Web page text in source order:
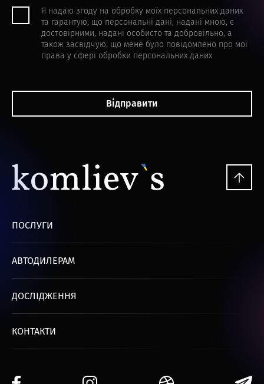
Я надаю згоду на обробку моїх персональних даних
та гарантую, що персональні дані, надані мною, є
достовірними, надані особисто та добровільно, а
також засвідчую, що мене було повідомлено про мої
права у сфері обробки персональних даних
Відправити
ПОСЛУГИ
АВТОДИЛЕРАМ
ДОСЛІДЖЕННЯ
КОНТАКТИ